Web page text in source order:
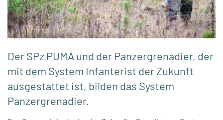
Der SPz PUMA und der Panzergrenadier, der
mit dem System Infanterist der Zukunft
ausgestattet ist, bilden das System
Panzergrenadier.